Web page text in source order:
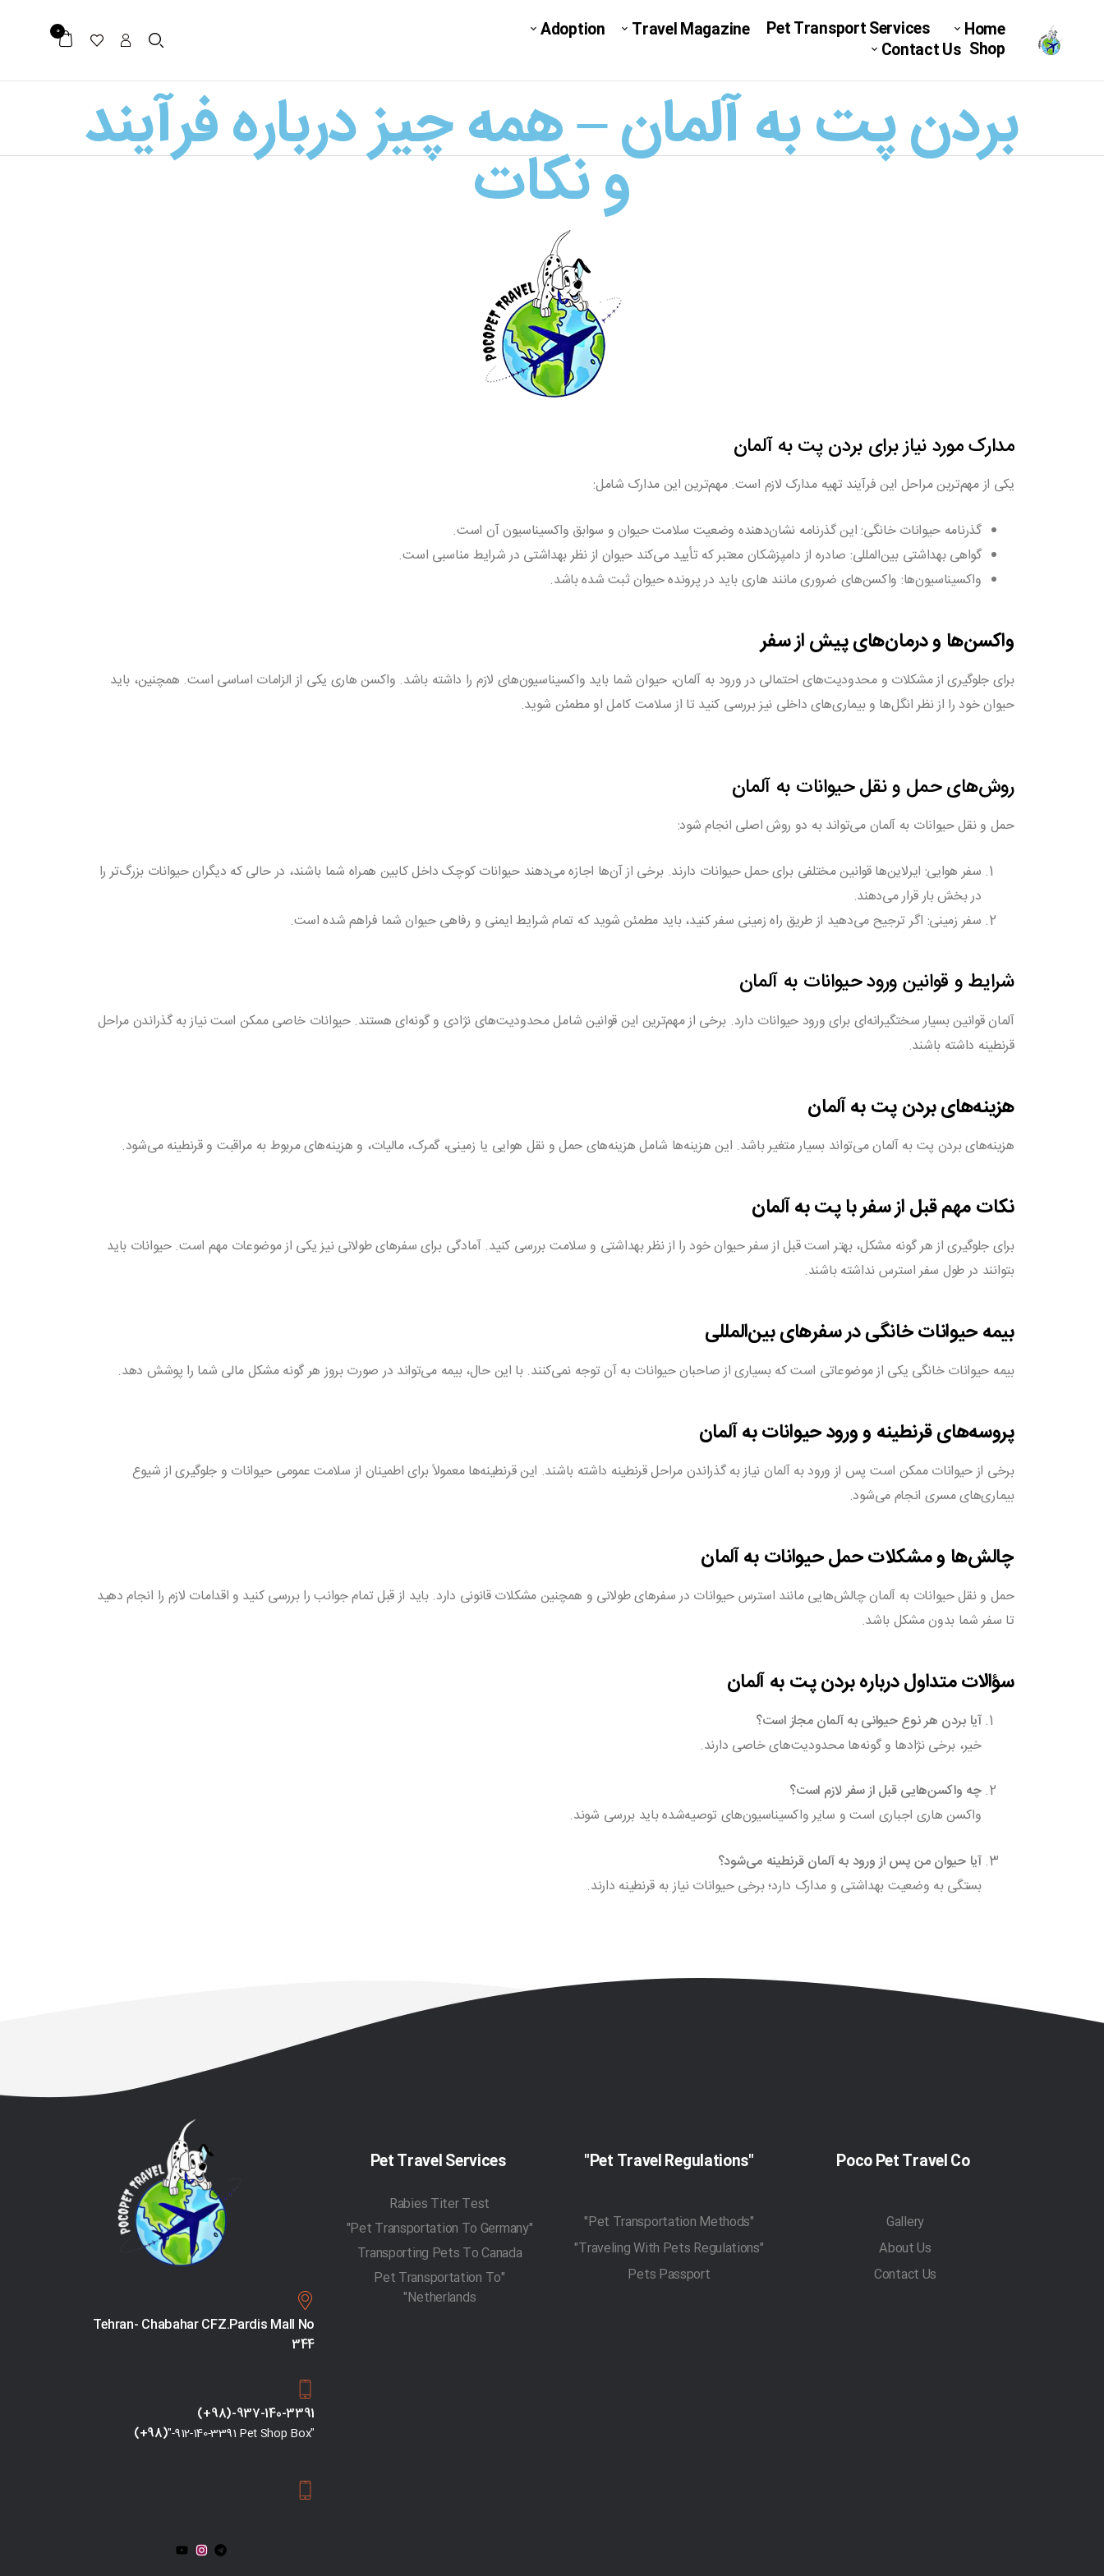
Home
Pet Transport Services
Travel Magazine
Adoption
Shop
Contact Us
0
بردن پت به آلمان – همه چیز درباره فرآیند
و نکات​
مدارک مورد نیاز برای بردن پت به آلمان
یکی از مهم‌ترین مراحل این فرآیند تهیه مدارک لازم است. مهم‌ترین این مدارک شامل:
گذرنامه حیوانات خانگی: این گذرنامه نشان‌دهنده وضعیت سلامت حیوان و سوابق واکسیناسیون آن است.
گواهی بهداشتی بین‌المللی: صادره از دامپزشکان معتبر که تأیید می‌کند حیوان از نظر بهداشتی در شرایط مناسبی است.
واکسیناسیون‌ها: واکسن‌های ضروری مانند هاری باید در پرونده حیوان ثبت شده باشد.
واکسن‌ها و درمان‌های پیش از سفر
برای جلوگیری از مشکلات و محدودیت‌های احتمالی در ورود به آلمان، حیوان شما باید واکسیناسیون‌های لازم را داشته باشد. واکسن هاری یکی از الزامات اساسی است. همچنین، باید
حیوان خود را از نظر انگل‌ها و بیماری‌های داخلی نیز بررسی کنید تا از سلامت کامل او مطمئن شوید.
روش‌های حمل و نقل حیوانات به آلمان
حمل و نقل حیوانات به آلمان می‌تواند به دو روش اصلی انجام شود:
سفر هوایی: ایرلاین‌ها قوانین مختلفی برای حمل حیوانات دارند. برخی از آن‌ها اجازه می‌دهند حیوانات کوچک داخل کابین همراه شما باشند، در حالی که دیگران حیوانات بزرگ‌تر را
در بخش بار قرار می‌دهند.
سفر زمینی: اگر ترجیح می‌دهید از طریق راه زمینی سفر کنید، باید مطمئن شوید که تمام شرایط ایمنی و رفاهی حیوان شما فراهم شده است.
شرایط و قوانین ورود حیوانات به آلمان
آلمان قوانین بسیار سختگیرانه‌ای برای ورود حیوانات دارد. برخی از مهم‌ترین این قوانین شامل محدودیت‌های نژادی و گونه‌ای هستند. حیوانات خاصی ممکن است نیاز به گذراندن مراحل
قرنطینه داشته باشند.
هزینه‌های بردن پت به آلمان
هزینه‌های بردن پت به آلمان می‌تواند بسیار متغیر باشد. این هزینه‌ها شامل هزینه‌های حمل و نقل هوایی یا زمینی، گمرک، مالیات، و هزینه‌های مربوط به مراقبت و قرنطینه می‌شود.
نکات مهم قبل از سفر با پت به آلمان
برای جلوگیری از هر گونه مشکل، بهتر است قبل از سفر حیوان خود را از نظر بهداشتی و سلامت بررسی کنید. آمادگی برای سفرهای طولانی نیز یکی از موضوعات مهم است. حیوانات باید
بتوانند در طول سفر استرس نداشته باشند.
بیمه حیوانات خانگی در سفرهای بین‌المللی
بیمه حیوانات خانگی یکی از موضوعاتی است که بسیاری از صاحبان حیوانات به آن توجه نمی‌کنند. با این حال، بیمه می‌تواند در صورت بروز هر گونه مشکل مالی شما را پوشش دهد.
پروسه‌های قرنطینه و ورود حیوانات به آلمان
برخی از حیوانات ممکن است پس از ورود به آلمان نیاز به گذراندن مراحل قرنطینه داشته باشند. این قرنطینه‌ها معمولاً برای اطمینان از سلامت عمومی حیوانات و جلوگیری از شیوع
بیماری‌های مسری انجام می‌شود.
چالش‌ها و مشکلات حمل حیوانات به آلمان
حمل و نقل حیوانات به آلمان چالش‌هایی مانند استرس حیوانات در سفرهای طولانی و همچنین مشکلات قانونی دارد. باید از قبل تمام جوانب را بررسی کنید و اقدامات لازم را انجام دهید
تا سفر شما بدون مشکل باشد.
سؤالات متداول درباره بردن پت به آلمان
آیا بردن هر نوع حیوانی به آلمان مجاز است؟
خیر، برخی نژادها و گونه‌ها محدودیت‌های خاصی دارند.
چه واکسن‌هایی قبل از سفر لازم است؟
واکسن هاری اجباری است و سایر واکسیناسیون‌های توصیه‌شده باید بررسی شوند.
آیا حیوان من پس از ورود به آلمان قرنطینه می‌شود؟
بستگی به وضعیت بهداشتی و مدارک دارد؛ برخی حیوانات نیاز به قرنطینه دارند.
Poco Pet Travel Co
Gallery
About Us
Contact Us
"Pet Travel Regulations"
"Pet Transportation Methods"
"Traveling With Pets Regulations"
Pets Passport
Pet Travel Services
Rabies Titer Test
"Pet Transportation To Germany"
Transporting Pets To Canada
"Pet Transportation To
Netherlands"
Tehran- Chabahar CFZ.Pardis Mall No
344
(+98)-937-140-3391
(+98)"-912-140-3391 Pet Shop Box"